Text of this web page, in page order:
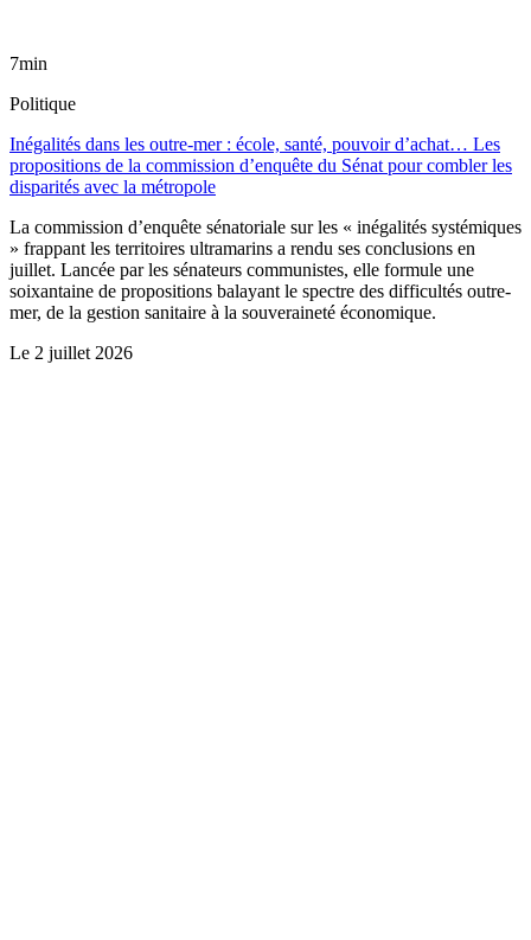
7min
Politique
Inégalités dans les outre-mer : école, santé, pouvoir d’achat… Les
propositions de la commission d’enquête du Sénat pour combler les
disparités avec la métropole
La commission d’enquête sénatoriale sur les « inégalités systémiques
» frappant les territoires ultramarins a rendu ses conclusions en
juillet. Lancée par les sénateurs communistes, elle formule une
soixantaine de propositions balayant le spectre des difficultés outre-
mer, de la gestion sanitaire à la souveraineté économique.
Le 2 juillet 2026